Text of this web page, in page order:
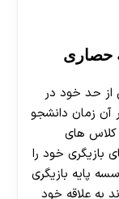
حصاری
از حد خود در
آن زمان دانشجو
کلاس های
بازیگری خود را
پایه بازیگری
به علاقه خود